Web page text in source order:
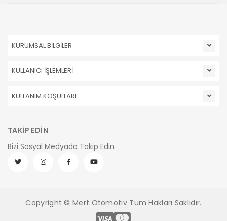
KURUMSAL BİLGİLER
KULLANICI İŞLEMLERİ
KULLANIM KOŞULLARI
TAKİP EDİN
Bizi Sosyal Medyada Takip Edin
Copyright © Mert Otomotiv Tüm Hakları Saklıdır.